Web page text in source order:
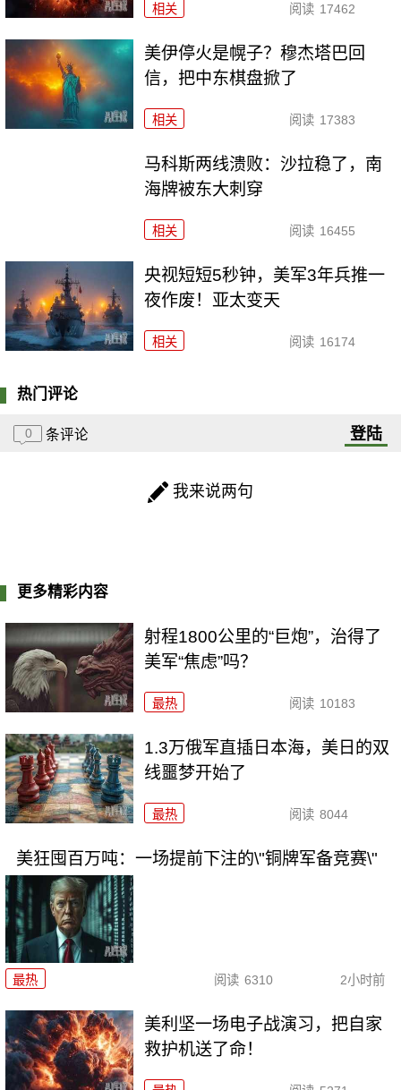
相关 阅读 17462
美伊停火是幌子？穆杰塔巴回
信，把中东棋盘掀了
相关 阅读 17383
马科斯两线溃败：沙拉稳了，南
海牌被东大刺穿
相关 阅读 16455
央视短短5秒钟，美军3年兵推一
夜作废！亚太变天
相关 阅读 16174
热门评论
0 条评论 登陆
我来说两句
更多精彩内容
射程1800公里的“巨炮”，治得了
美军“焦虑”吗？
最热 阅读 10183
1.3万俄军直插日本海，美日的双
线噩梦开始了
最热 阅读 8044
美狂囤百万吨：一场提前下注的\"铜牌军备竞赛\"
最热 阅读 6310 2小时前
美利坚一场电子战演习，把自家
救护机送了命！